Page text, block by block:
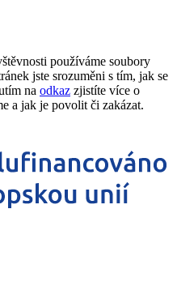
používáme soubory
jste srozuměni s tím, jak se
na odkaz zjistíte více o
a jak je povolit či zakázat.